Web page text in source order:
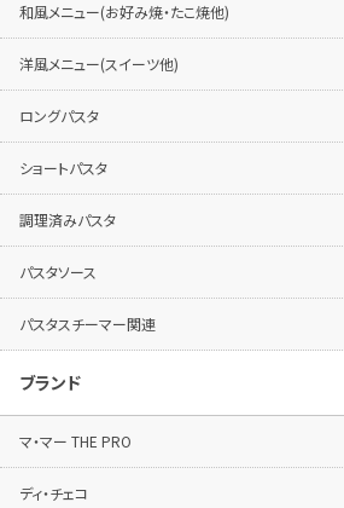
和風メニュー(お好み焼・たこ焼他)
洋風メニュー(スイーツ他)
ロングパスタ
ショートパスタ
調理済みパスタ
パスタソース
パスタスチーマー関連
ブランド
マ・マー THE PRO
ディ・チェコ